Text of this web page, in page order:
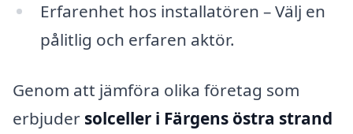
Erfarenhet hos installatören – Välj en
pålitlig och erfaren aktör.
Genom att jämföra olika företag som
erbjuder solceller i Färgens östra strand